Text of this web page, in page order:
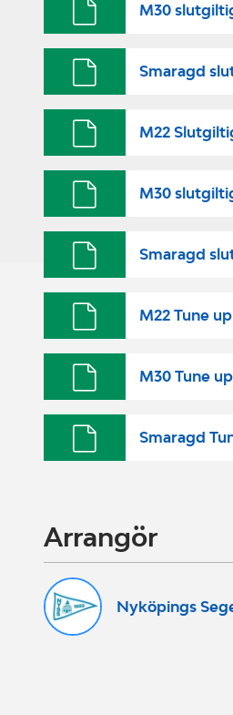
M30
Smaragd
M22
M30
Smaragd
M22 Tune up
M30 Tune up
Smaragd
Arrangör
Nyköpings